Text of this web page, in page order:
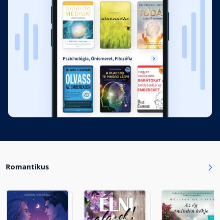
Aki nem emelkedik,az zuhan -
Vincenzo
Fejezet hossza: 00:22:58
Szellemekkel suttogó - Amira
Fejezet hossza: 00:23:36
Beteljesült végzet - Amira
Tükörvilág - Vincenzo
Romantikus